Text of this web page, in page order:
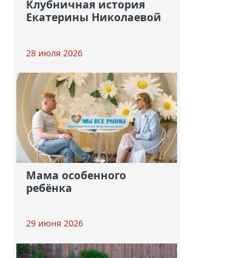
Клубничная история
Екатерины Николаевой
28 июля 2026
Мама особенного
ребёнка
29 июня 2026